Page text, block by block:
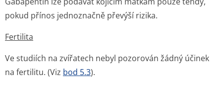
pokud přínos jednoznačně převýší rizika.
Fertilita
Ve studiích na zvířatech nebyl pozorován žádný účinek
na fertilitu. (Viz bod 5.3).